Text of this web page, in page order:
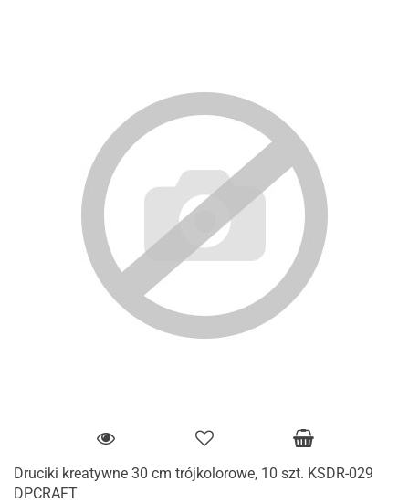
Druciki kreatywne 30 cm trójkolorowe, 10 szt. KSDR-029
DPCRAFT